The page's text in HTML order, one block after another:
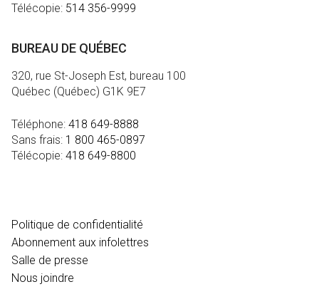
Télécopie: 514 356-9999
BUREAU DE QUÉBEC
320, rue St-Joseph Est, bureau 100
Québec (Québec) G1K 9E7
Téléphone: 418 649-8888
Sans frais: 1 800 465-0897
Télécopie: 418 649-8800
Politique de confidentialité
Abonnement aux infolettres
Salle de presse
Nous joindre